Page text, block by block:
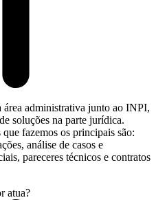
área administrativa junto ao INPI,
soluções na parte jurídica.
fazemos os principais são:
análise de casos e
pareceres técnicos e contratos
atua?